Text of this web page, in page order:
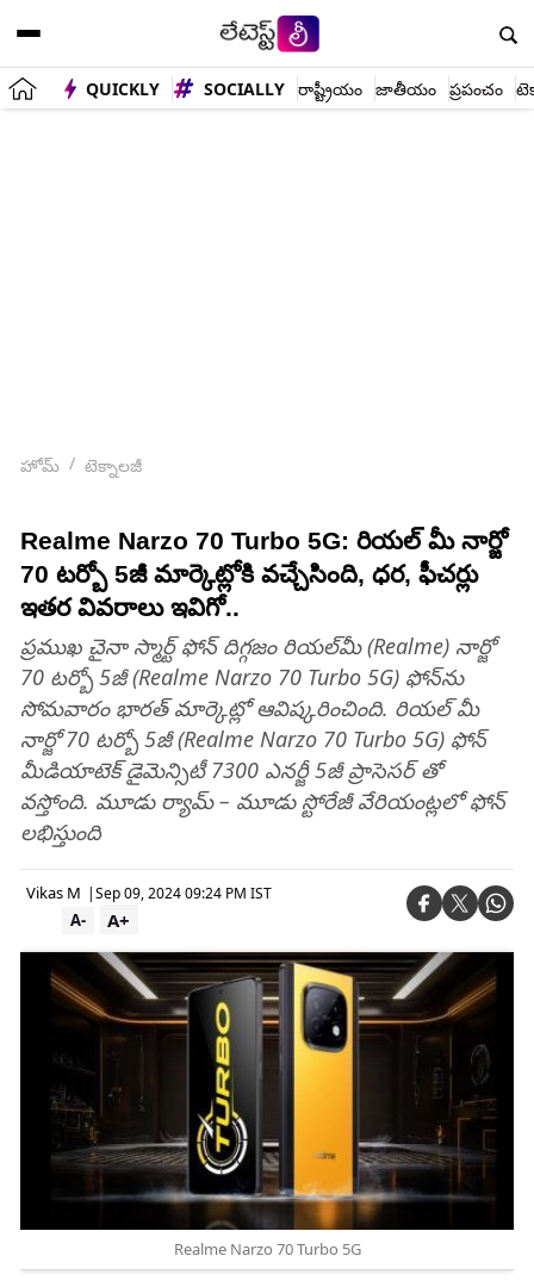
QUICKLY SOCIALLY రాష్ట్రీయం జాతీయం ప్రపంచం
హోమ్ టెక్నాలజీ
Realme Narzo 70 Turbo 5G: రియల్ మీ నార్జో
70 టర్బో 5జీ మార్కెట్లోకి వచ్చేసింది, ధర, ఫీచర్లు
ఇతర వివరాలు ఇవిగో..
ప్రముఖ చైనా స్మార్ట్ ఫోన్ దిగ్గజం రియల్‌మీ (Realme) నార్జో
70 టర్బో 5జీ (Realme Narzo 70 Turbo 5G) ఫోన్‌ను
సోమవారం భారత్ మార్కెట్లో ఆవిష్కరించింది. రియల్ మీ
నార్జో 70 టర్బో 5జీ (Realme Narzo 70 Turbo 5G) ఫోన్‌
మీడియాటెక్ డైమెన్సిటీ 7300 ఎనర్జీ 5జీ ప్రాసెసర్ తో
వస్తోంది. మూడు ర్యామ్ – మూడు స్టోరేజీ వేరియంట్లలో ఫోన్
లభిస్తుంది
Vikas M |Sep 09, 2024 09:24 PM IST
A+
A-
Realme Narzo 70 Turbo 5G